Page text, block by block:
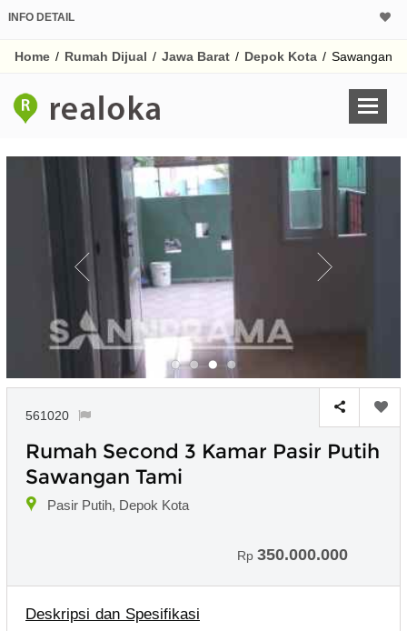
INFO DETAIL
Home / Rumah Dijual / Jawa Barat / Depok Kota / Sawangan
561020
Rumah Second 3 Kamar Pasir Putih
Sawangan Tami
Pasir Putih, Depok Kota
Rp 350.000.000
Deskripsi dan Spesifikasi
Harga Rp
Untuk hasil simulasi
pada kotak-